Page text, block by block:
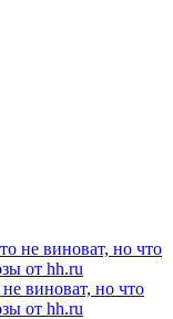
виноват, но что
от hh.ru